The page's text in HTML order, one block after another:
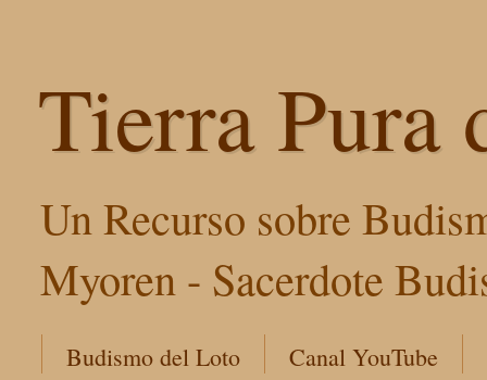
Tierra Pura
Un Recurso sobre
Myoren - Sacerdote
Budismo del Loto Canal YouTube